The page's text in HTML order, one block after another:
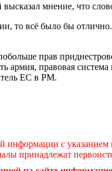
мнение, что
то всё было бы
прав
правовая
ЕС в РМ.
информации с указанием
принадлежат